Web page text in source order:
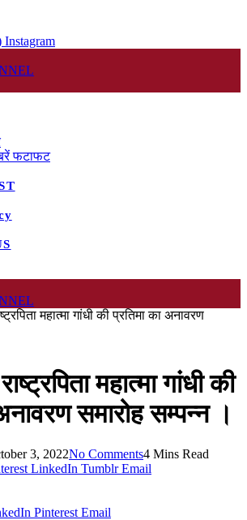
Instagram
फटाफट
महात्मा गांधी की प्रतिमा का अनावरण
महात्मा गांधी की
समारोह सम्पन्न ।
3, 2022No Comments4 Mins Read
LinkedIn Tumblr Email
Pinterest Email